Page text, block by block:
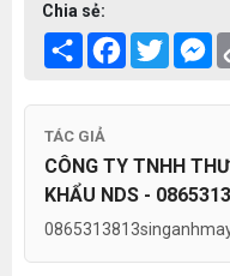
Chia sẻ:
Share Facebook
Twitter
TÁC GIẢ
CÔNG TY TNHH
KHẨU NDS -
0865313813